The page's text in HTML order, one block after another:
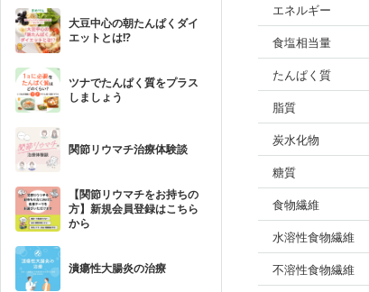
大豆中心の朝たんぱくダイ
エットとは!?
ツナでたんぱく質をプラス
しましょう
関節リウマチ治療体験談
【関節リウマチをお持ちの
方】新規会員登録はこちら
から
潰瘍性大腸炎の治療
エネルギー
食塩相当量
たんぱく質
脂質
炭水化物
糖質
食物繊維
水溶性食物繊維
不溶性食物繊維